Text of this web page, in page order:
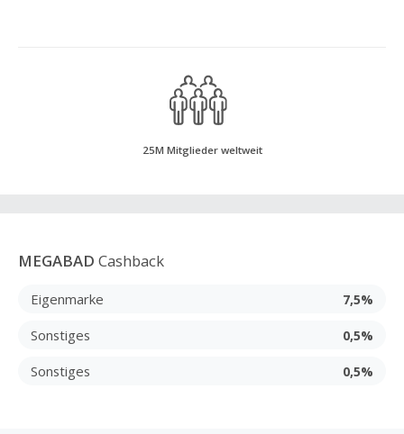
25M Mitglieder weltweit
MEGABAD Cashback
Eigenmarke 7,5%
Sonstiges 0,5%
Sonstiges 0,5%